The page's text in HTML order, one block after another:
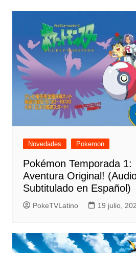
entradas
Novedades Pokemon
Pokémon Temporada 1:
Aventura Original!
Subtitulado en Español)
PokeTVLatino 19 julio,